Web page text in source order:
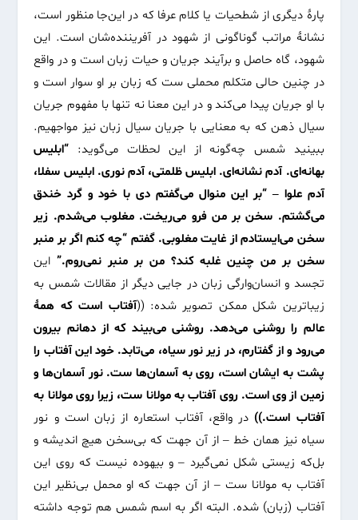
پارۀ دیگری از شطحیات یا کلام عرفا که در این‌جا منظور است،
نشانۀ مراتب گوناگونی از شهود در آفریننده‌شان است. این
شهود، گاه حاصل و برآیند جریان و حیات زبان است و در واقع
در چنین حالی متکلم محملی ست که زبان بر او سوار است و
با او جریان پیدا می‌کند و در این معنا نه تنها با مفهوم جریان
سیال ذهن که به معنایی با جریان سیال زبان نیز مواجهیم.
ببینید شمس چه‌گونه از این لحظات می‌گوید: “ابلیس
بهانه‌ای. آدم نشانه‌ای. ابلیس ظلمتی، آدم نوری. ابلیس سفلا،
آدم علوا – “بر این منوال می‌گفتم دی با خود و گرد خندق
می‌گشتم. سخن بر من فرو می‌ریخت. مغلوب می‌شدم. زیر
سخن می‌ایستادم از غایت مغلوبی. گفتم “چه کنم اگر بر منبر
سخن بر من چنین غلبه کند؟ من بر منبر نمی‌روم.”این
تجسد و انسان‌وارگی زبان در جایی دیگر از مقالات شمس به
زیباترین شکل ممکن تصویر شده: ((آفتاب است که همۀ
عالم را روشنی می‌دهد. روشنی می‌بیند که از دهانم بیرون
می‌رود و از گفتارم، در زیر نور سیاه، می‌تابد. خود این آفتاب را
پشت به ایشان است، روی به آسمان‌ها ست. نور آسمان‌ها و
زمین از وی است. روی آفتاب به مولانا ست، زیرا روی مولانا به
آفتاب است.)) در واقع، آفتاب استعاره از زبان است و نور
سیاه نیز همان خط – از آن جهت که بی‌سخن هیچ اندیشه و
بل‌که زیستی شکل نمی‌گیرد – و بیهوده نیست که روی این
آفتاب به مولانا ست – از آن جهت که او محمل بی‌نظیر این
آفتاب (زبان) شده. البته اگر به اسم شمس هم توجه داشته